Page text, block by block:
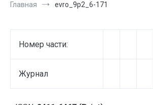
Главная evro_9p2_6-171
Номер части:
Журнал